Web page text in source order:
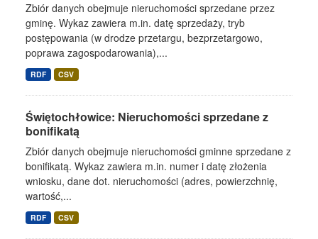
Zbiór danych obejmuje nieruchomości sprzedane przez
gminę. Wykaz zawiera m.in. datę sprzedaży, tryb
postępowania (w drodze przetargu, bezprzetargowo,
poprawa zagospodarowania),...
RDF CSV
Świętochłowice: Nieruchomości sprzedane z
bonifikatą
Zbiór danych obejmuje nieruchomości gminne sprzedane z
bonifikatą. Wykaz zawiera m.in. numer i datę złożenia
wniosku, dane dot. nieruchomości (adres, powierzchnię,
wartość,...
RDF CSV